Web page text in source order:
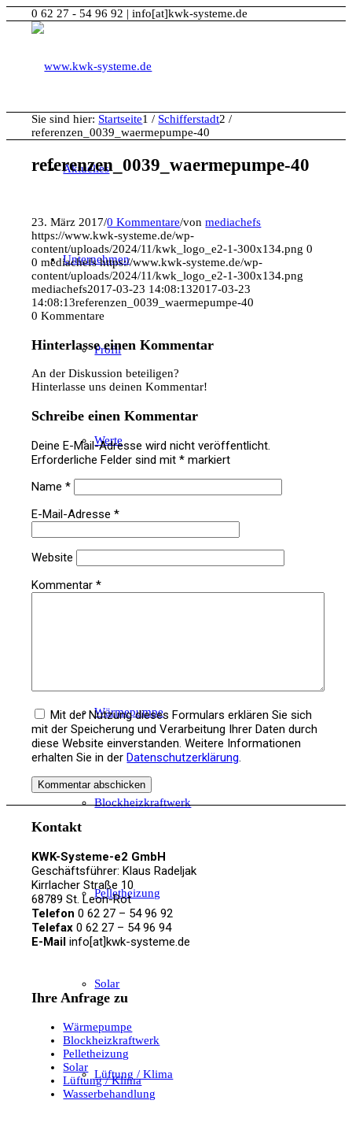
0 62 27 - 54 96 92 | info[at]kwk-systeme.de
Aktuelles
Unternehmen
Profil
Werte
Wärmepumpe
Blockheizkraftwerk
Pelletheizung
Solar
Lüftung / Klima
Sie sind hier: Startseite1 / Schifferstadt2 /
referenzen_0039_waermepumpe-40
referenzen_0039_waermepumpe-40
23. März 2017/0 Kommentare/vonmediachefs
https://www.kwk-systeme.de/wp-
content/uploads/2024/11/kwk_logo_e2-1-300x134.png 0
0 mediachefs https://www.kwk-systeme.de/wp-
content/uploads/2024/11/kwk_logo_e2-1-300x134.png
mediachefs2017-03-23 14:08:132017-03-23
14:08:13referenzen_0039_waermepumpe-40
0 Kommentare
Hinterlasse einen Kommentar
An der Diskussion beteiligen?
Hinterlasse uns deinen Kommentar!
Schreibe einen Kommentar
Deine E-Mail-Adresse wird nicht veröffentlicht.
Erforderliche Felder sind mit* markiert
Name*
E-Mail-Adresse*
Website
Kommentar*
Mit der Nutzung dieses Formulars erklären Sie sich
mit der Speicherung und Verarbeitung Ihrer Daten durch
diese Website einverstanden. Weitere Informationen
erhalten Sie in derDatenschutzerklärung
Kontakt
KWK-Systeme-e2 GmbH
Geschäftsführer: Klaus Radeljak
Kirrlacher Straße 10
68789 St. Leon-Rot
Telefon 0 62 27 – 54 96 92
Telefax 0 62 27 – 54 96 94
E-Mail info[at]kwk-systeme.de
Ihre Anfrage zu
Wärmepumpe
Blockheizkraftwerk
Pelletheizung
Solar
Lüftung / Klima
Wasserbehandlung